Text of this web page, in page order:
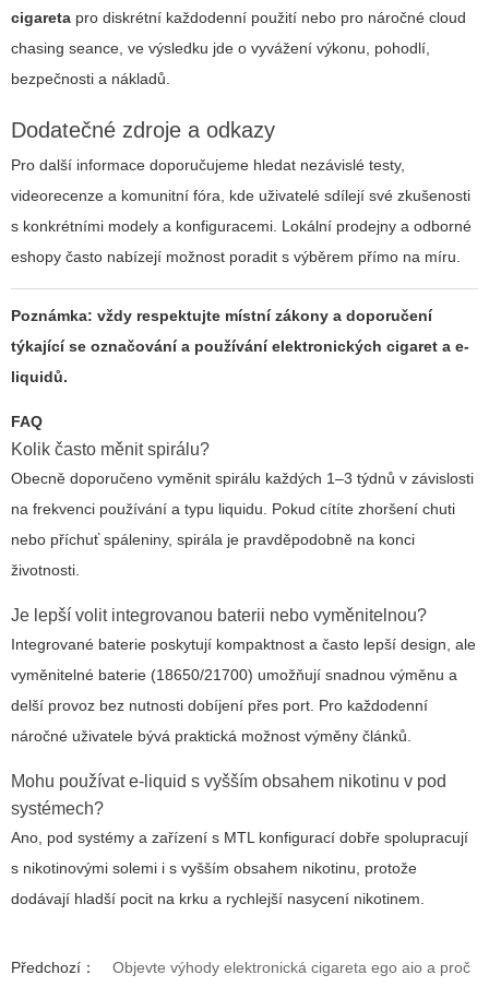
cigareta pro diskrétní každodenní použití nebo pro náročné cloud
chasing seance, ve výsledku jde o vyvážení výkonu, pohodlí,
bezpečnosti a nákladů.
Dodatečné zdroje a odkazy
Pro další informace doporučujeme hledat nezávislé testy,
videorecenze a komunitní fóra, kde uživatelé sdílejí své zkušenosti
s konkrétními modely a konfiguracemi. Lokální prodejny a odborné
eshopy často nabízejí možnost poradit s výběrem přímo na míru.
Poznámka: vždy respektujte místní zákony a doporučení
týkající se označování a používání elektronických cigaret a e-
liquidů.
FAQ
Kolik často měnit spirálu?
Obecně doporučeno vyměnit spirálu každých 1–3 týdnů v závislosti
na frekvenci používání a typu liquidu. Pokud cítíte zhoršení chuti
nebo příchuť spáleniny, spirála je pravděpodobně na konci
životnosti.
Je lepší volit integrovanou baterii nebo vyměnitelnou?
Integrované baterie poskytují kompaktnost a často lepší design, ale
vyměnitelné baterie (18650/21700) umožňují snadnou výměnu a
delší provoz bez nutnosti dobíjení přes port. Pro každodenní
náročné uživatele bývá praktická možnost výměny článků.
Mohu používat e-liquid s vyšším obsahem nikotinu v pod
systémech?
Ano, pod systémy a zařízení s MTL konfigurací dobře spolupracují
s nikotinovými solemi i s vyšším obsahem nikotinu, protože
dodávají hladší pocit na krku a rychlejší nasycení nikotinem.
Předchozí：
Objevte výhody elektronická cigareta ego aio a proč